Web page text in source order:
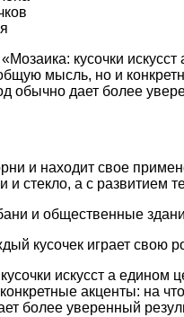
кусочки
мысль, но и
обычно дает более
и находит свое
и стекло, а с развитием
и общественные
кусочек играет свою
искусст а
акценты: на
более уверенный